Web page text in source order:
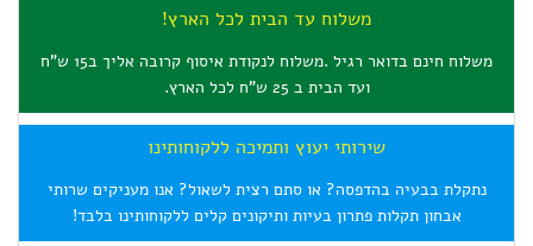
משלוח עד הבית לכל הארץ!
משלוח חינם בדואר רגיל .משלוח לנקודת איסוף קרובה אליך ב15 ש"ח
ועד הבית ב 25 ש"ח לכל הארץ.
שירותי יעוץ ותמיכה ללקוחותינו
נתקלת בבעיה בהדפסה? או סתם רצית לשאול? אנו מעניקים שרותי
אבחון תקלות פתרון בעיות ותיקונים קלים ללקוחותינו בלבד!